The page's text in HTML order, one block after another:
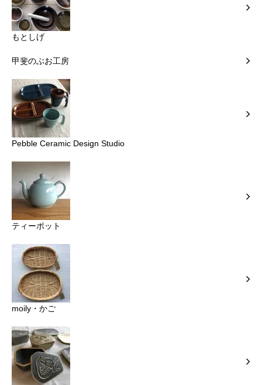
もとしげ
甲斐のぶお工房
Pebble Ceramic Design Studio
ティーポット
moily・かご